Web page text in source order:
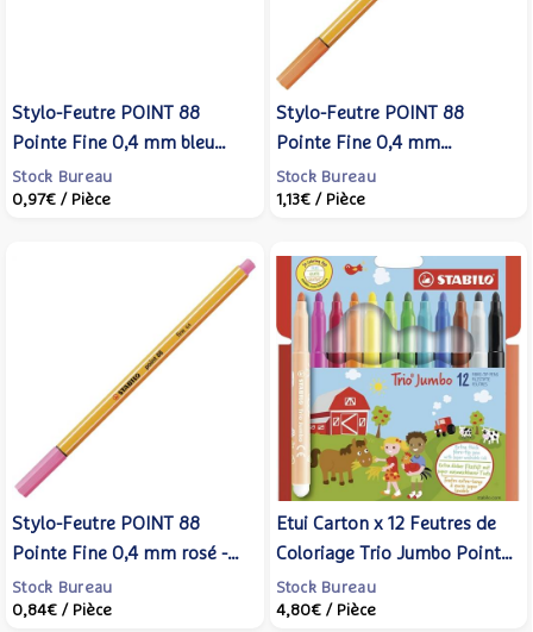
Stylo-Feutre POINT 88
Pointe Fine 0,4 mm bleu
clair - STABILO
Stock Bureau
0,97€ / Pièce
Stylo-Feutre POINT 88
Pointe Fine 0,4 mm
vermillion clair - STABILO
Stock Bureau
1,13€ / Pièce
Stylo-Feutre POINT 88
Pointe Fine 0,4 mm rosé -
STABILO
Stock Bureau
0,84€ / Pièce
Etui Carton x 12 Feutres de
Coloriage Trio Jumbo Pointe
Extra-large - STABILO
Stock Bureau
4,80€ / Pièce